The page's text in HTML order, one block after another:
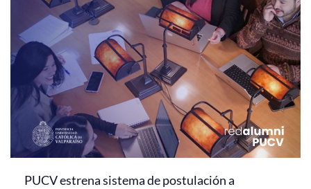
PUCV estrena sistema de postulación a